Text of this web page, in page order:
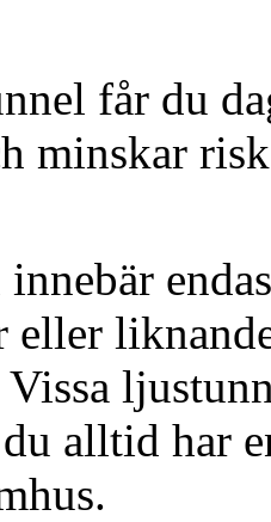
får du
minskar
eller
Vissa
alltid har